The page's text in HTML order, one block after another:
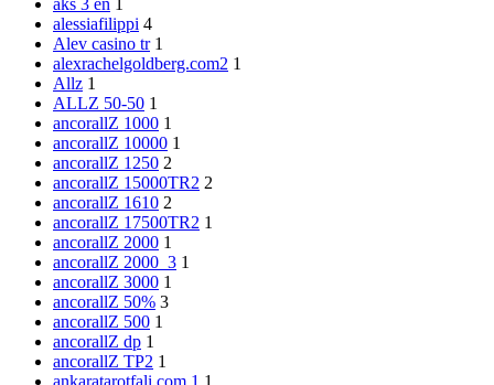
aks 3 en 1
alessiafilippi 4
Alev casino tr 1
alexrachelgoldberg.com2 1
Allz 1
ALLZ 50-50 1
ancorallZ 1000 1
ancorallZ 10000 1
ancorallZ 1250 2
ancorallZ 15000TR2 2
ancorallZ 1610 2
ancorallZ 17500TR2 1
ancorallZ 2000 1
ancorallZ 2000_3 1
ancorallZ 3000 1
ancorallZ 50% 3
ancorallZ 500 1
ancorallZ dp 1
ancorallZ TP2 1
ankaratarotfali.com 1 1